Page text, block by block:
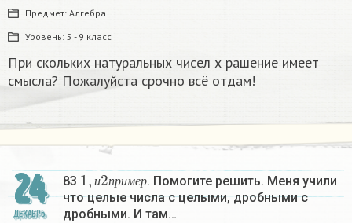
Предмет: Алгебра
Уровень: 5 - 9 класс
При скольких натуральных чисел х рашение имеет
смысла? Пожалуйста срочно всё отдам!
24
ДЕКАБРЬ
83 и пр име р
1,и2п ример
. Помогите решить. Меня учили
что целые числа с целыми, дробными с
дробными. И там…